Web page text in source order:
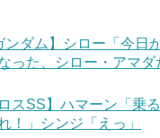
ンダム】シロー「今日
った、シロー・アマダ
スSS】ハマーン「乗
！」シンジ「えっ」